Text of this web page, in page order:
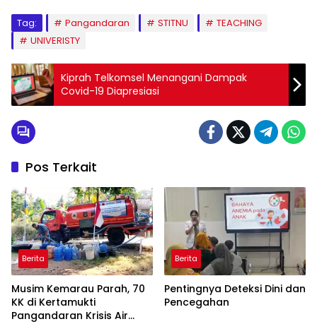
Tag: Pangandaran STITNU
TEACHING
UNIVERISTY
Kiprah Telkomsel Menangani Dampak
Covid-19 Diapresiasi
Pos Terkait
Berita
Musim Kemarau Parah, 70
KK di Kertamukti
Pangandaran Krisis Air
Berita
Pentingnya Deteksi Dini dan
Pencegahan